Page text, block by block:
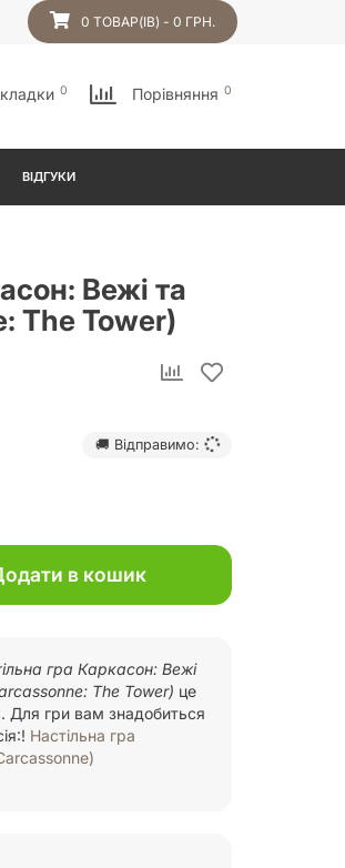
0 ТОВАР(ІВ) - 0 ГРН.
0 Порівняння 0
ВІДГУКИ
Вежі та
The Tower)
🚚 Відправимо:
в кошик
гра Каркасон: Вежі
The Tower) це
Для гри вам знадобиться
Настільна гра